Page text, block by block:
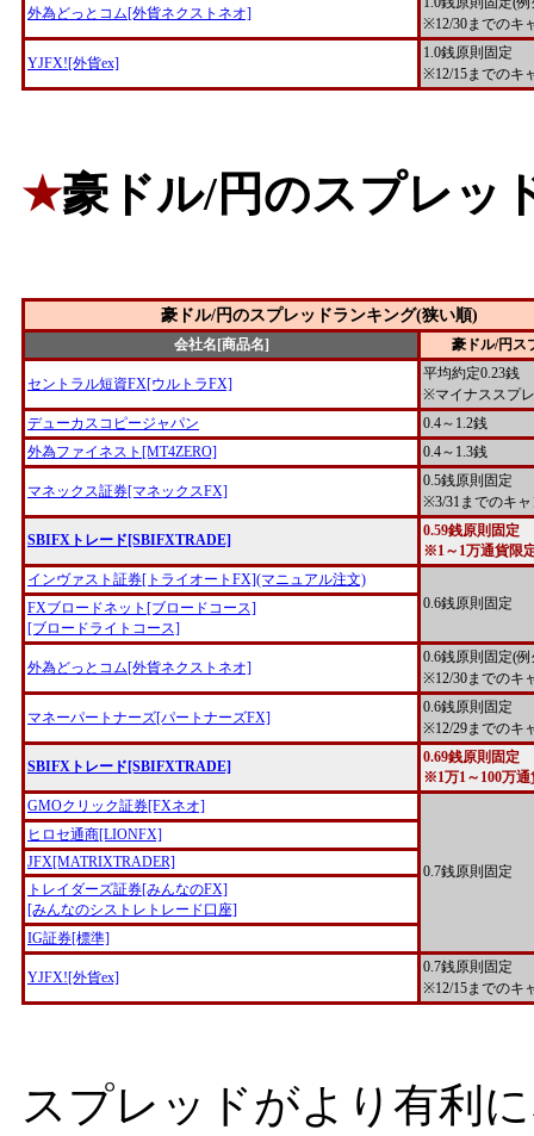
外為どっとコム[外貨ネクストネオ]
※12/30までのキ
YJFX![外貨ex]
1.0銭原則固定
※12/15までのキ
★豪ドル/円のスプレッ
豪ドル/円のスプレッドランキング(狭い順)
会社名[商品名] 豪ドル/円ス
セントラル短資FX[ウルトラFX]
平均約定0.23銭
※マイナススプ
デューカスコピージャパン
0.4～1.2銭
外為ファイネスト[MT4ZERO]
0.4～1.3銭
マネックス証券[マネックスFX]
0.5銭原則固定
※3/31までのキ
SBIFXトレード[SBIFXTRADE]
0.59銭原則固定
※1～1万通貨限
インヴァスト証券[トライオートFX](マニュアル注文)
0.6銭原則固定
FXブロードネット[ブロードコース]
[ブロードライトコース]
外為どっとコム[外貨ネクストネオ]
0.6銭原則固定(
※12/30までのキ
マネーパートナーズ[パートナーズFX]
0.6銭原則固定
※12/29までのキ
SBIFXトレード[SBIFXTRADE]
0.69銭原則固定
※1万1～100万通
GMOクリック証券[FXネオ]
0.7銭原則固定
ヒロセ通商[LIONFX]
JFX[MATRIXTRADER]
トレイダーズ証券[みんなのFX]
[みんなのシストレトレード口座]
IG証券[標準]
YJFX![外貨ex]
0.7銭原則固定
※12/15までのキ
スプレッドがより有利